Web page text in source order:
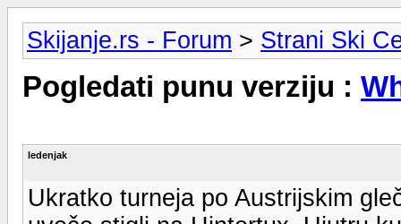
Skijanje.rs - Forum > Strani Ski
Pogledati punu verziju :
ledenjak
Ukratko turneja po Austrijskim